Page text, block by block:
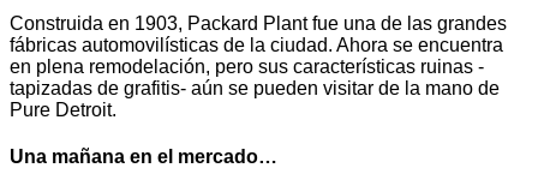
Construida en 1903, Packard Plant fue una de las grandes
fábricas automovilísticas de la ciudad. Ahora se encuentra
en plena remodelación, pero sus características ruinas -
tapizadas de grafitis- aún se pueden visitar de la mano de
Pure Detroit.
Una mañana en el mercado…